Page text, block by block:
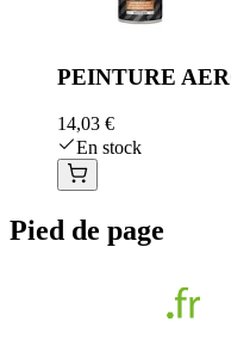
PEINTURE
14,03 €
En stock
Pied de page